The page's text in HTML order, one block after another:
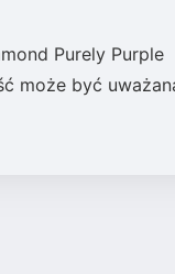
Purely Purple
może być